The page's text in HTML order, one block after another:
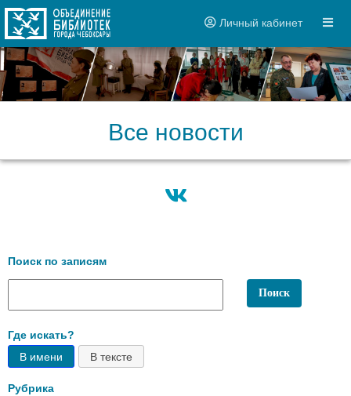
Личный кабинет
Все новости
Поиск по записям
Где искать?
В имени
В тексте
Рубрика